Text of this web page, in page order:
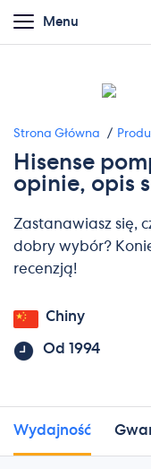
Menu
Strona Główna
Hisense
opinie, opis
Zastanawiasz się,
dobry wybór?
recenzją!
Chiny
Od 1994
Wydajność